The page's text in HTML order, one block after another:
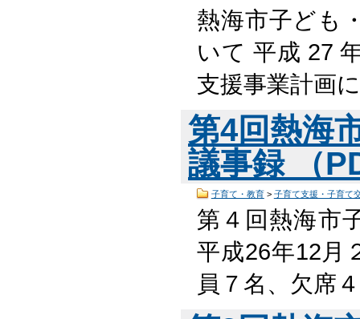
熱海市子ども
いて 平成 27
支援事業計画
第4回熱海
議事録 （
子育て・教育> 子育て支援・子育て
第４回熱海市
平成26年12月
員７名、欠席